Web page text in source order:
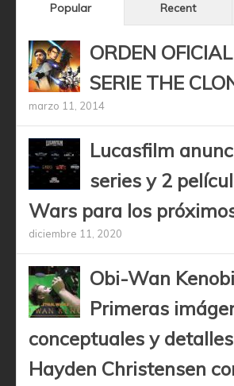
Popular Recent
ORDEN
SERIE THE
marzo 11, 2014
Lucasfilm
series y 2
Wars para los
diciembre 11, 2020
Obi-Wan
Primeras
conceptuales y
Hayden Christensen